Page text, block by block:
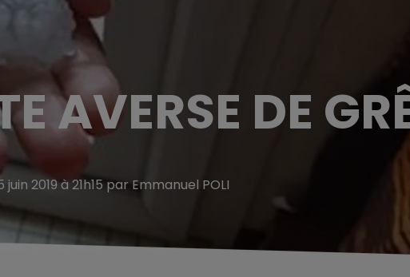
AVERSE DE
juin 2019 à 21h15 par Emmanuel POLI